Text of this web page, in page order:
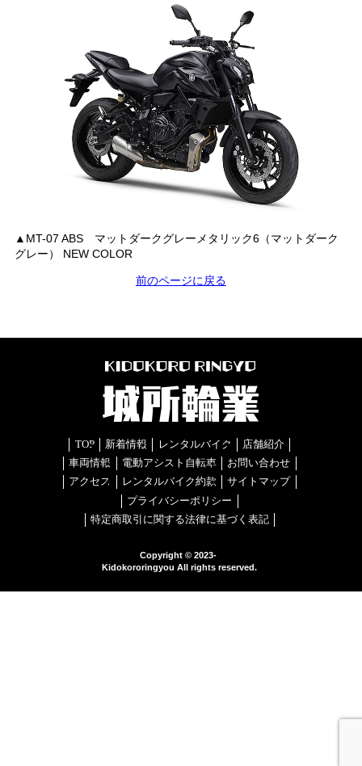
▲MT-07 ABS マットダークグレーメタリック6（マットダーク
グレー） NEW COLOR
前のページに戻る
TOP 新着情報 レンタルバイク
店舗紹介
車両情報
電動アシスト自転車
お問い合わせ
アクセス
レンタルバイク約款
サイトマップ
プライバシーポリシー
特定商取引に関する法律に基づく表記
Copyright © 2023-
Kidokororingyou All rights reserved.